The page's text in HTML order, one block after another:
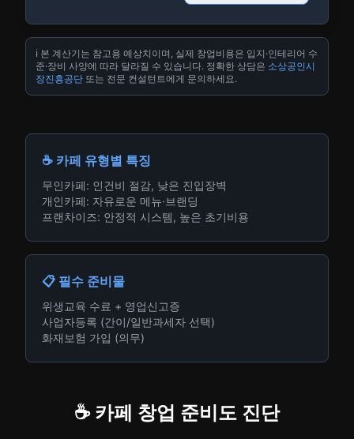
ℹ️ 본 계산기는 참고용 예상치이며, 실제 창업비용은 입지·인테리어 수
준·장비 사양에 따라 달라질 수 있습니다. 정확한 상담은 소상공인시
장진흥공단 또는 전문 컨설턴트에게 문의하세요.
☕ 카페 유형별 특징
무인카페: 인건비 절감, 낮은 진입장벽
개인카페: 자유로운 메뉴·브랜딩
프랜차이즈: 안정적 시스템, 높은 초기비용
📋 필수 준비물
위생교육 수료 + 영업신고증
사업자등록 (간이/일반과세자 선택)
화재보험 가입 (의무)
☕ 카페 창업 준비도 진단